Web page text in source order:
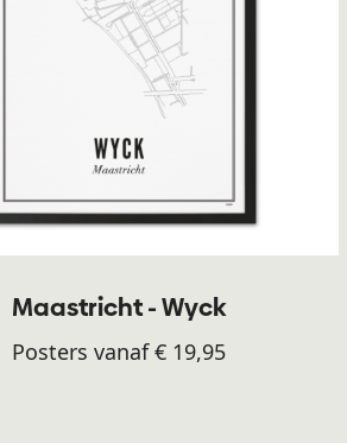
Maastricht - Wyck
Posters vanaf € 19,95